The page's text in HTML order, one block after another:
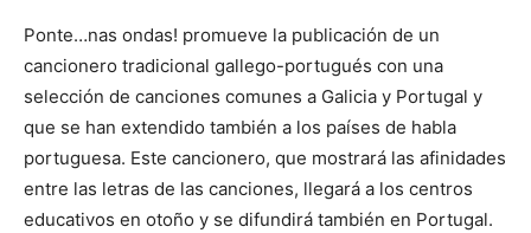
Ponte…nas ondas! promueve la publicación de un
cancionero tradicional gallego-portugués con una
selección de canciones comunes a Galicia y Portugal y
que se han extendido también a los países de habla
portuguesa. Este cancionero, que mostrará las afinidades
entre las letras de las canciones, llegará a los centros
educativos en otoño y se difundirá también en Portugal.